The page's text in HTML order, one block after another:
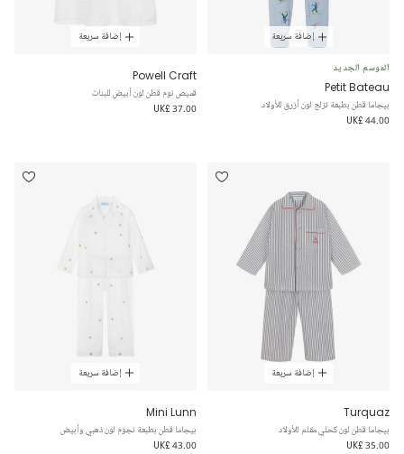
إضافة سريعة
الموسم الجديد
Petit Bateau
بيجاما قطن بطبعة تزلج لون أزرق للأولاد
UK£ 44.00
إضافة سريعة
Powell Craft
قميص نوم قطن لون أبيض للبنات
UK£ 37.00
إضافة سريعة
Turquaz
بيجاما قطن لون كحلي مقلم للأولاد
UK£ 35.00
إضافة سريعة
Mini Lunn
بيجاما قطن بطبعة نجوم لون ذهبي وأبيض
UK£ 43.00